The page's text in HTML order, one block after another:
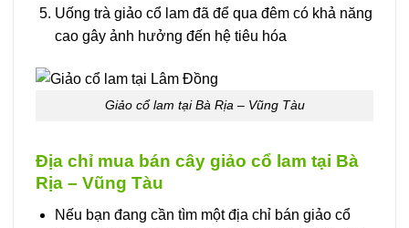
Uống trà giảo cổ lam đã để qua đêm có khả năng
cao gây ảnh hưởng đến hệ tiêu hóa
Giảo cổ lam tại Bà Rịa – Vũng Tàu
Địa chỉ mua bán cây giảo cổ lam tại Bà
Rịa – Vũng Tàu
Nếu bạn đang cần tìm một địa chỉ bán giảo cổ